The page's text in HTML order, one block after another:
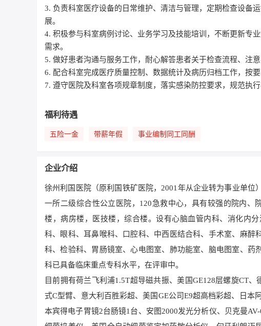
3. 负责科室医疗设备的日常维护、清洁与管理，定期检查设备
展。
4. 积极参与科室病例讨论、业务学习及技能培训，不断更新专
需求。
5. 做好患者沟通与服务工作，耐心解答患者关于检查流程、注
6. 配合科室完成医疗质量控制、数据统计及病历归档工作，按
7. 遵守医院及科室各项规章制度，落实感染防控要求，规范执
福利待遇
五险一金 带薪年假 事业编制同工同酬
企业介绍
徐州利国医院（原利国铁矿医院，2001年从企业转为事业单
一所二级综合性公立医院，120急救中心，具有较强的院内
楼，病房楼，医技楼，综合楼。设有心脑血管内科、消化内
科、眼科、耳鼻喉科、口腔科、中西医结合科、手术室、麻
科、检验科、胃肠镜室、心电图室、肺功能室、脑电图室、
科已具备临床重点专科水平，在评审中。
目前拥有荷兰飞利浦1.5T超导磁共振、美国GE128层螺旋CT
式C型臂、意大利百胜彩超、美国GE公司E9超高档彩超、日
本宾得电子胃镜2台肠镜1台、安图2000发光分析仪、贝克曼